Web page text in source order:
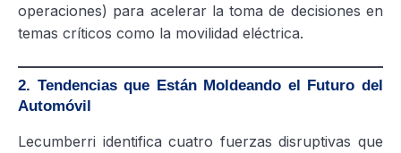
operaciones) para acelerar la toma de decisiones en
temas críticos como la movilidad eléctrica.
2. Tendencias que Están Moldeando el Futuro del
Automóvil
Lecumberri identifica cuatro fuerzas disruptivas que